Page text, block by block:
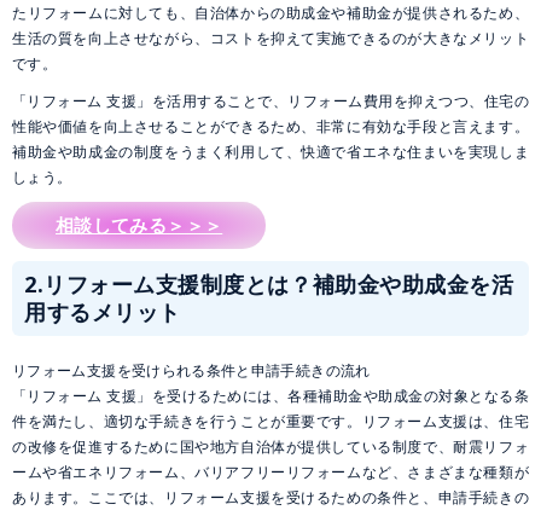
たリフォームに対しても、自治体からの助成金や補助金が提供されるため、
生活の質を向上させながら、コストを抑えて実施できるのが大きなメリット
です。
「リフォーム 支援」を活用することで、リフォーム費用を抑えつつ、住宅の
性能や価値を向上させることができるため、非常に有効な手段と言えます。
補助金や助成金の制度をうまく利用して、快適で省エネな住まいを実現しま
しょう。
相談してみる＞＞＞
2. リフォーム支援制度とは？補助金や助成金を活
用するメリット
リフォーム支援を受けられる条件と申請手続きの流れ
「リフォーム 支援」を受けるためには、各種補助金や助成金の対象となる条
件を満たし、適切な手続きを行うことが重要です。リフォーム支援は、住宅
の改修を促進するために国や地方自治体が提供している制度で、耐震リフォ
ームや省エネリフォーム、バリアフリーリフォームなど、さまざまな種類が
あります。ここでは、リフォーム支援を受けるための条件と、申請手続きの